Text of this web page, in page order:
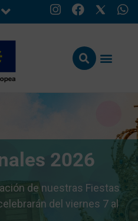
2026
de nuestras Fiestas
del viernes 7 al